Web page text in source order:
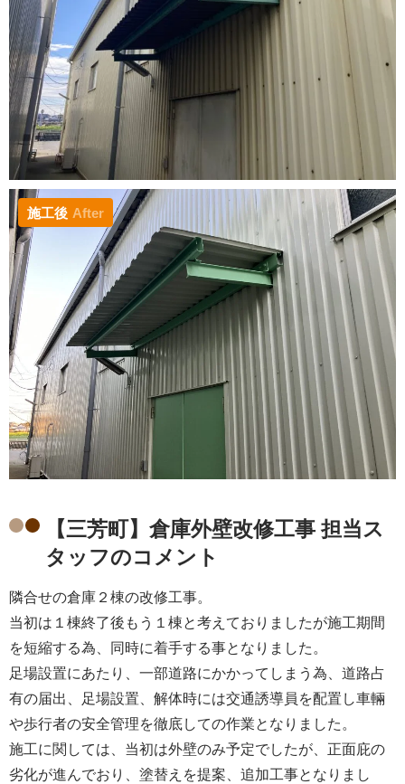
施工後 After
【三芳町】倉庫外壁改修工事 担当ス
タッフのコメント
隣合せの倉庫２棟の改修工事。
当初は１棟終了後もう１棟と考えておりましたが施工期間
を短縮する為、同時に着手する事となりました。
足場設置にあたり、一部道路にかかってしまう為、道路占
有の届出、足場設置、解体時には交通誘導員を配置し車輛
や歩行者の安全管理を徹底しての作業となりました。
施工に関しては、当初は外壁のみ予定でしたが、正面庇の
劣化が進んでおり、塗替えを提案、追加工事となりまし